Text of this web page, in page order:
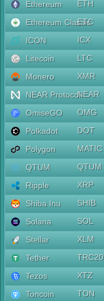
Ethereum
ETH
Ethereum Classic
ETC
ICON
ICX
Litecoin
LTC
Monero
XMR
NEAR ProtocolNEAR
OmiseGO
OMG
Polkadot
DOT
Polygon
MATIC
QTUM
QTUM
Ripple
XRP
Shiba Inu
SHIB
Solana
SOL
Stellar
XLM
Tether
TRC20
Tezos
XTZ
Toncoin
TON